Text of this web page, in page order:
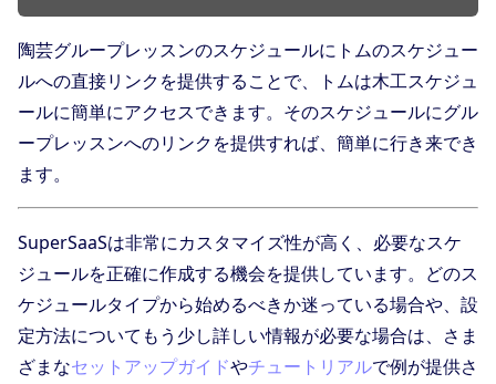
陶芸グループレッスンのスケジュールにトムのスケジュー
ルへの直接リンクを提供することで、トムは木工スケジュ
ールに簡単にアクセスできます。そのスケジュールにグル
ープレッスンへのリンクを提供すれば、簡単に行き来でき
ます。
SuperSaaSは非常にカスタマイズ性が高く、必要なスケ
ジュールを正確に作成する機会を提供しています。どのス
ケジュールタイプから始めるべきか迷っている場合や、設
定方法についてもう少し詳しい情報が必要な場合は、さま
ざまなセットアップガイドやチュートリアルで例が提供さ